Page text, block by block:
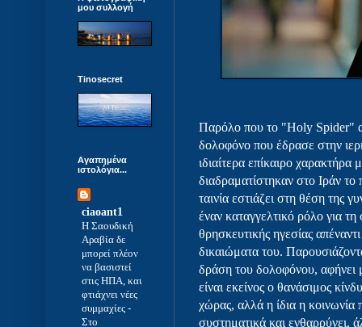
Παρόλο που το "Holy Spider"
δολοφόνο που έδρασε στην
ιδιαίτερα επίκαιρο
διαδραματίστηκαν στο Ιράν
ταινία εστιάζει στη θέση της
έναν καταγγελτικό ρόλο για
θρησκευτικής ηγεσίας
δικαιώματα του.
δράση του δολοφόνου, αφήνει
είναι εκείνος ο θανάσιμος
χώρας, αλλά η ίδια η κοινωνία
συστηματικά και ενθαρρύνει,
μου συλλογή
Tinosecret
Αγαπημένα
ιστολόγια...
ciaoant1
Η Σαουδική
Αραβία δε
μπορεί πλέον
να βασιστεί
στις ΗΠΑ, και
φτιάχνει νέες
συμμαχίες -
Στο